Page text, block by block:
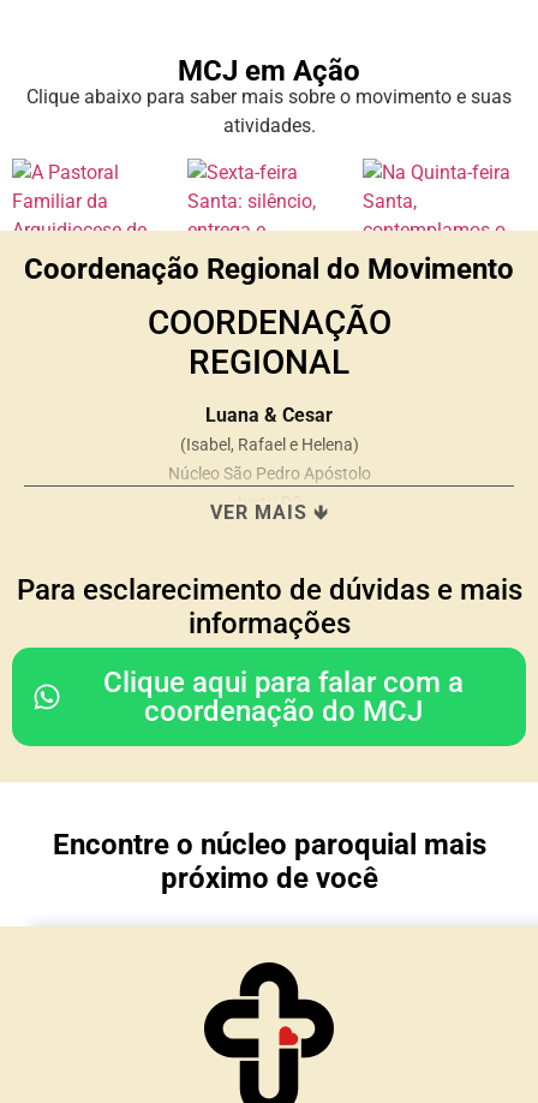
MCJ em Ação
Clique abaixo para saber mais sobre o movimento e suas
atividades.
Coordenação Regional do Movimento
COORDENAÇÃO
REGIONAL
Luana & Cesar
(Isabel, Rafael e Helena)
Núcleo São Pedro Apóstolo
Ivoti/ RS
COORDENAÇÃO DO
CONSELHO REGIONAL
Rodrigo & Simone
(Julia, João Paulo e Mariana)
Nossa Senhora da Glória
TESOURARIA
Núcleo Imaculada Conceição
Morro Reuter/RS
VER MAIS 🡻
Para esclarecimento de dúvidas e mais
informações
Clique aqui para falar com a
coordenação do MCJ
Encontre o núcleo paroquial mais
próximo de você